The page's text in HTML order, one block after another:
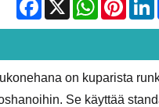
on kuparista
Se käyttää